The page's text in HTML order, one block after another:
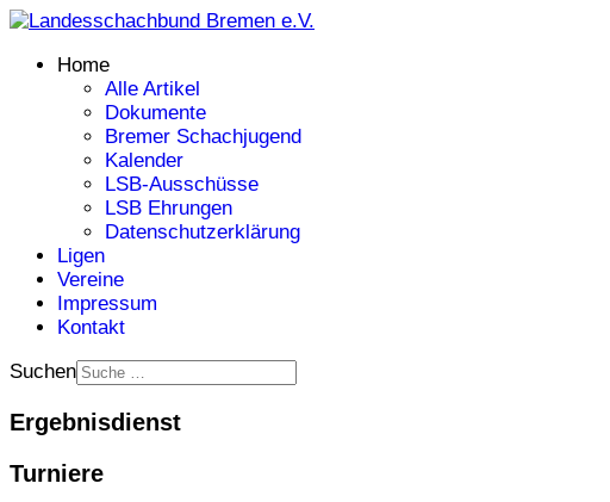
Home
Alle Artikel
Dokumente
Bremer Schachjugend
Kalender
LSB-Ausschüsse
LSB Ehrungen
Datenschutzerklärung
Ligen
Vereine
Impressum
Kontakt
Suchen
Ergebnisdienst
Turniere